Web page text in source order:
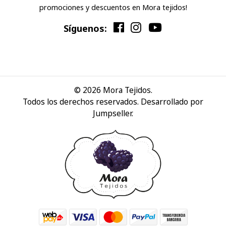
promociones y descuentos en Mora tejidos!
Síguenos:
© 2026 Mora Tejidos.
Todos los derechos reservados. Desarrollado por
Jumpseller.